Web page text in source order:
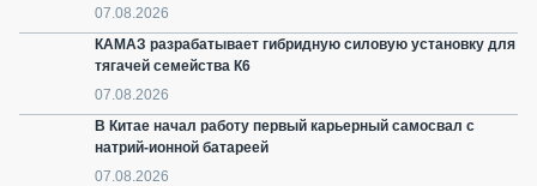
07.08.2026
КАМАЗ разрабатывает гибридную силовую установку для
тягачей семейства К6
07.08.2026
В Китае начал работу первый карьерный самосвал с
натрий-ионной батареей
07.08.2026